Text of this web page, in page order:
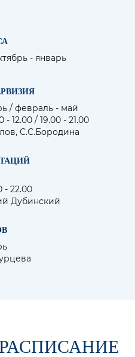
- январь
/ февраль - май
- 12.00 / 19.00 - 21.00
С.С.Бородина
- 22.00
Дубинский